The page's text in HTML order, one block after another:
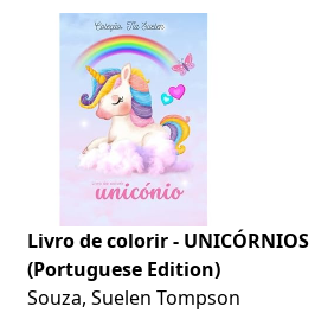
Livro de colorir - UNICÓRNIOS
(Portuguese Edition)
Souza, Suelen Tompson